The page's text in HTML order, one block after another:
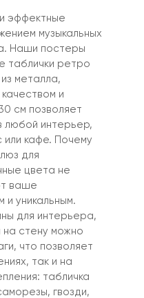
эффектные
музыкальных
Наши постеры
таблички ретро
металла,
и
см позволяет
любой интерьер,
или кафе. Почему
для
цвета не
ваше
и уникальным.
для интерьера,
на стену можно
что позволяет
так и на
табличка
гвозди,